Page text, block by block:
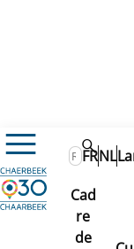
FRNL
Cad
re
de
Documents